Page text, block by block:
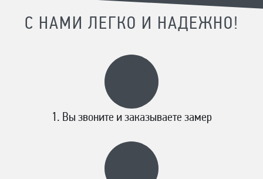
С НАМИ ЛЕГКО И НАДЕЖНО!
Вы звоните и заказываете замер